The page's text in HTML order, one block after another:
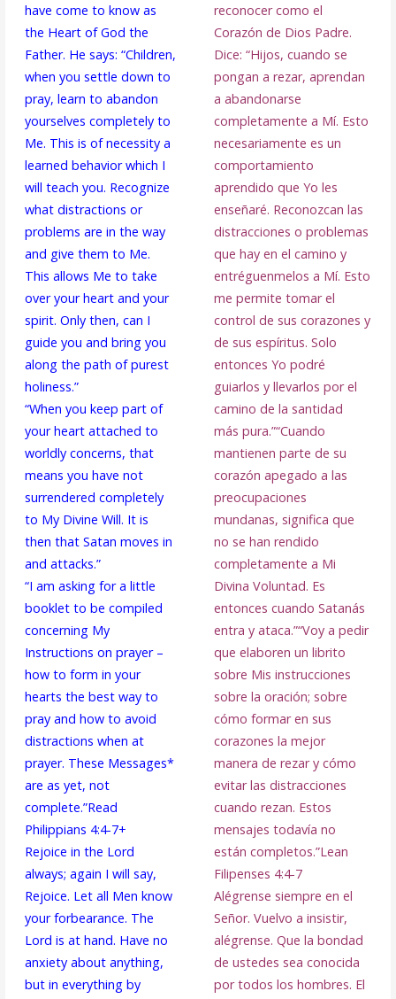
have come to know as
the Heart of God the
Father. He says: “Children,
when you settle down to
pray, learn to abandon
yourselves completely to
Me. This is of necessity a
learned behavior which I
will teach you. Recognize
what distractions or
problems are in the way
and give them to Me.
This allows Me to take
over your heart and your
spirit. Only then, can I
guide you and bring you
along the path of purest
holiness.”
“When you keep part of
your heart attached to
worldly concerns, that
means you have not
surrendered completely
to My Divine Will. It is
then that Satan moves in
and attacks.”
“I am asking for a little
booklet to be compiled
concerning My
Instructions on prayer –
how to form in your
hearts the best way to
pray and how to avoid
distractions when at
prayer. These Messages*
are as yet, not
complete.”Read
Philippians 4:4-7+
Rejoice in the Lord
always; again I will say,
Rejoice. Let all Men know
your forbearance. The
Lord is at hand. Have no
anxiety about anything,
but in everything by
reconocer como el
Corazón de Dios Padre.
Dice: “Hijos, cuando se
pongan a rezar, aprendan
a abandonarse
completamente a Mí. Esto
necesariamente es un
comportamiento
aprendido que Yo les
enseñaré. Reconozcan las
distracciones o problemas
que hay en el camino y
entréguenmelos a Mí. Esto
me permite tomar el
control de sus corazones y
de sus espíritus. Solo
entonces Yo podré
guiarlos y llevarlos por el
camino de la santidad
más pura.”“Cuando
mantienen parte de su
corazón apegado a las
preocupaciones
mundanas, significa que
no se han rendido
completamente a Mi
Divina Voluntad. Es
entonces cuando Satanás
entra y ataca.”“Voy a pedir
que elaboren un librito
sobre Mis instrucciones
sobre la oración; sobre
cómo formar en sus
corazones la mejor
manera de rezar y cómo
evitar las distracciones
cuando rezan. Estos
mensajes todavía no
están completos.”Lean
Filipenses 4:4-7
Alégrense siempre en el
Señor. Vuelvo a insistir,
alégrense. Que la bondad
de ustedes sea conocida
por todos los hombres. El